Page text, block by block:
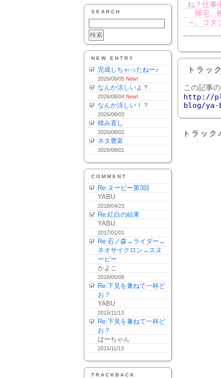
SEARCH
NEW ENTRY
完成しちゃったねー♪
2026/08/05 New!
なんか涼しいよ？
2026/08/04 New!
なんか涼しい！？
2026/08/03
積み直し
2026/08/02
ネタ豊富
2026/08/01
COMMENT
Re:ヌーピー第3回
YABU
2018/04/23
Re:紅白の結果
YABU
2017/01/01
Re:石ノ森→ライダー→
ネオサイクロン→スヌ
ーピー
かよこ
2016/05/08
Re:下見を兼ねて一杯ど
お？
YABU
2015/11/13
Re:下見を兼ねて一杯ど
お？
はーちゃん
2015/11/13
TRACKBACK
ね？仕事
帰宅。
～。コタ
トラッ
この記事
http://
blog/ya-
トラッ